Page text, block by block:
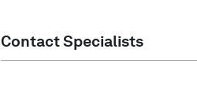
Contact Specialists